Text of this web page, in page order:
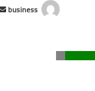
business